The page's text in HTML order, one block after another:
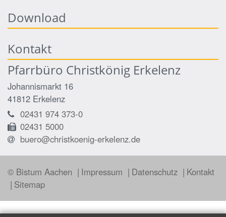
Download
Kontakt
Pfarrbüro Christkönig Erkelenz
Johannismarkt 16
41812 Erkelenz
02431 974 373-0
02431 5000
buero@christkoenig-erkelenz.de
© Bistum Aachen Impressum Datenschutz
Kontakt
Sitemap